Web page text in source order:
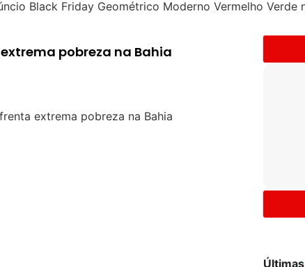
pobreza na Bahia
Últimas